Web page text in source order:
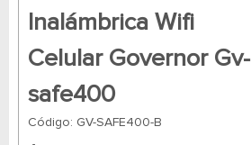
Inalámbrica Wifi
Celular Governor Gv-
safe400
Código: GV-SAFE400-B